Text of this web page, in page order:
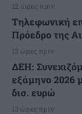
12 ώρες πριν
Τηλεφωνική
Πρόεδρο της
13 ώρες πριν
ΔΕΗ:
εξάμηνο 2026
δισ. ευρώ
13 ώρες πριν